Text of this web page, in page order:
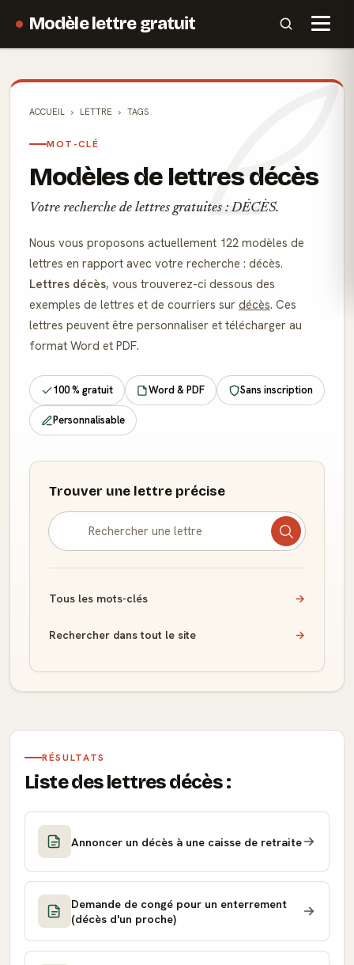
Modèle lettre gratuit
ACCUEIL LETTRE TAGS
MOT-CLÉ
Modèles de lettres décès
Votre recherche de lettres gratuites : DÉCÈS.
Nous vous proposons actuellement 122 modèles de
lettres en rapport avec votre recherche : décès.
Lettres décès, vous trouverez-ci dessous des
exemples de lettres et de courriers sur décès. Ces
lettres peuvent être personnaliser et télécharger au
format Word et PDF.
100 % gratuit Word & PDF Sans inscription
Personnalisable
Trouver une lettre précise
Tous les mots-clés →
Rechercher dans tout le site →
RÉSULTATS
Liste des lettres décès :
Annoncer un décès à une caisse de retraite
Demande de congé pour un enterrement
(décès d'un proche)